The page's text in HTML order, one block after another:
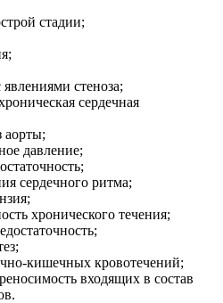
стадии;
стеноза;
сердечная
аорты;
давление;
сердечного ритма;
хронического течения;
кишечных кровотечений;
входящих в состав